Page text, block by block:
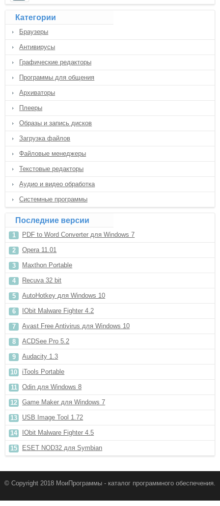
Категории
Браузеры
Антивирусы
Графические редакторы
Программы для общения
Архиваторы
Плееры
Образы и запись дисков
Загрузка файлов
Файловые менеджеры
Текстовые редакторы
Аудио и видео обработка
Системные программы
Последние версии
PDF to Word Converter для Windows 7
Opera 11.01
Maxthon Portable
Recuva 32 bit
AutoHotkey для Windows 10
IObit Malware Fighter 4.2
Avast Free Antivirus для Windows 10
ACDSee Pro 5.2
Audacity 1.3
iTools Portable
Odin для Windows 8
Game Maker для Windows 7
USB Image Tool 1.72
IObit Malware Fighter 4.5
ESET NOD32 для Symbian
© Copyright 2018 МоиПрограммы - каталог программного обеспечения.